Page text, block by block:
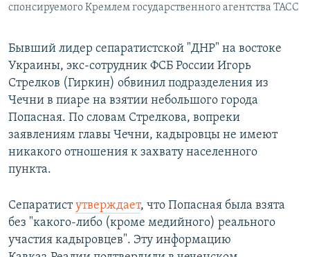
спонсируемого Кремлем государственного агентства ТАСС
Бывший лидер сепаратистской "ДНР" на востоке
Украины, экс-сотрудник ФСБ России Игорь
Стрелков (Гиркин) обвинил подразделения из
Чечни в пиаре на взятии небольшого города
Попасная. По словам Стрелкова, вопреки
заявлениям главы Чечни, кадыровцы не имеют
никакого отношения к захвату населенного
пункта.
Сепаратистутверждает, что Попасная была взята
без "какого-либо (кроме медийного) реального
участия кадыровцев". Эту информацию